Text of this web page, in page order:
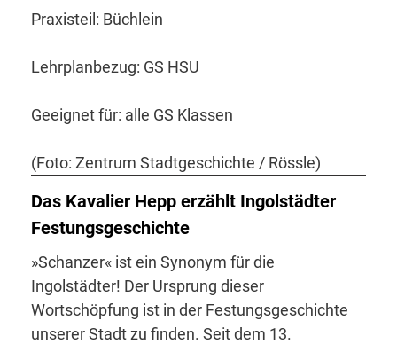
Praxisteil: Büchlein
Lehrplanbezug: GS HSU
Geeignet für: alle GS Klassen
(Foto: Zentrum Stadtgeschichte / Rössle)
Das Kavalier Hepp erzählt Ingolstädter
Festungsgeschichte
»Schanzer« ist ein Synonym für die
Ingolstädter! Der Ursprung dieser
Wortschöpfung ist in der Festungsgeschichte
unserer Stadt zu finden. Seit dem 13.